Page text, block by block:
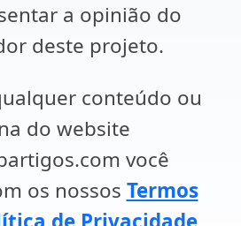
a opinião do
deste projeto.
conteúdo ou
do website
você
os nossos Termos